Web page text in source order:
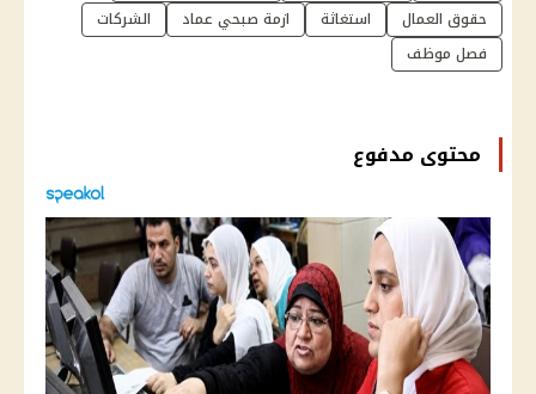
حقوق العمال
استغاثة ازمة صبحي عماد
الشركات
فصل موظف
محتوى مدفوع